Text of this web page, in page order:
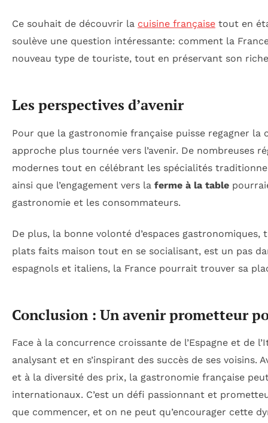
Ce souhait de découvrir la cuisine française tout en
soulève une question intéressante: comment la
nouveau type de touriste, tout en préservant son
Les perspectives d’avenir
Pour que la gastronomie française puisse regagner
approche plus tournée vers l’avenir. De nombreuses
modernes tout en célébrant les spécialités
ainsi que l’engagement vers la ferme à la table
gastronomie et les consommateurs.
De plus, la bonne volonté d’espaces gastronomiques,
plats faits maison tout en se socialisant, est un pas
espagnols et italiens, la France pourrait trouver sa
Conclusion : Un avenir prometteur
Face à la concurrence croissante de l’Espagne et de
analysant et en s’inspirant des succès de ses voisins.
et à la diversité des prix, la gastronomie française
internationaux. C’est un défi passionnant et
que commencer, et on ne peut qu’encourager cette